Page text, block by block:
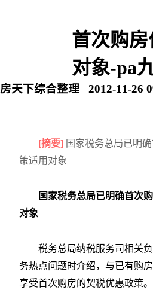
首次购房
对象-pa
房天下综合整理 2012-11-26
[摘要] 国家税务总局已明
策适用对象
国家税务总局已明确首次
对象
税务总局纳税服务司相关
务热点问题时介绍，与已有购
享受首次购房的契税优惠政策。